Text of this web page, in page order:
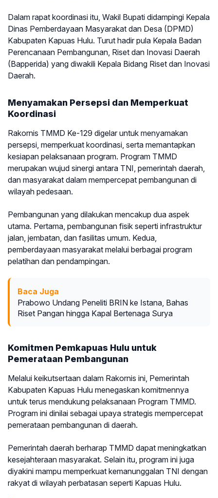
Dalam rapat koordinasi itu, Wakil Bupati didampingi Kepala
Dinas Pemberdayaan Masyarakat dan Desa (DPMD)
Kabupaten Kapuas Hulu. Turut hadir pula Kepala Badan
Perencanaan Pembangunan, Riset dan Inovasi Daerah
(Bapperida) yang diwakili Kepala Bidang Riset dan Inovasi
Daerah.
Menyamakan Persepsi dan Memperkuat
Koordinasi
Rakornis TMMD Ke-129 digelar untuk menyamakan
persepsi, memperkuat koordinasi, serta memantapkan
kesiapan pelaksanaan program. Program TMMD
merupakan wujud sinergi antara TNI, pemerintah daerah,
dan masyarakat dalam mempercepat pembangunan di
wilayah pedesaan.
Pembangunan yang dilakukan mencakup dua aspek
utama. Pertama, pembangunan fisik seperti infrastruktur
jalan, jembatan, dan fasilitas umum. Kedua,
pemberdayaan masyarakat melalui berbagai program
pelatihan dan pendampingan.
Baca Juga
Prabowo Undang Peneliti BRIN ke Istana, Bahas
Riset Pangan hingga Kapal Bertenaga Surya
Komitmen Pemkapuas Hulu untuk
Pemerataan Pembangunan
Melalui keikutsertaan dalam Rakornis ini, Pemerintah
Kabupaten Kapuas Hulu menegaskan komitmennya
untuk terus mendukung pelaksanaan Program TMMD.
Program ini dinilai sebagai upaya strategis mempercepat
pemerataan pembangunan di daerah.
Pemerintah daerah berharap TMMD dapat meningkatkan
kesejahteraan masyarakat. Selain itu, program ini juga
diyakini mampu memperkuat kemanunggalan TNI dengan
rakyat di wilayah perbatasan seperti Kapuas Hulu.